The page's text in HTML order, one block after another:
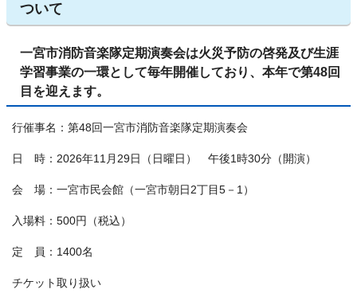
ついて
一宮市消防音楽隊定期演奏会は火災予防の啓発及び生涯
学習事業の一環として毎年開催しており、本年で第48回
目を迎えます。
行催事名：第48回一宮市消防音楽隊定期演奏会
日 時：2026年11月29日（日曜日） 午後1時30分（開演）
会 場：一宮市民会館（一宮市朝日2丁目5－1）
入場料：500円（税込）
定 員：1400名
チケット取り扱い